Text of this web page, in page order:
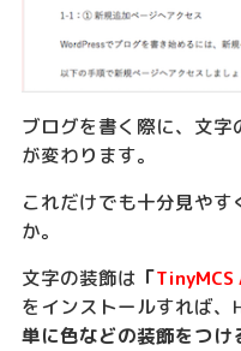
ブログを書く際に、文
が変わります。
これだけでも十分見や
か。
文字の装飾は 「
をインストールすれば、
単に色などの装飾をつけ